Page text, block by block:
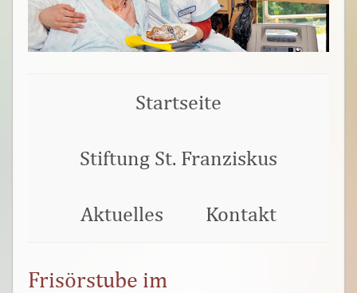
Startseite
Stiftung St. Franziskus
Aktuelles Kontakt
Frisörstube im